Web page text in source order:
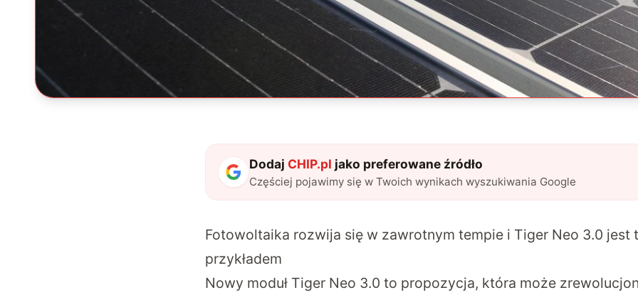
Dodaj CHIP.pl jako preferowane źródło
Częściej pojawimy się w Twoich wynikach wyszukiwania Google
Fotowoltaika rozwija się w zawrotnym tempie i Tiger Neo 3.0 jest
przykładem
Nowy moduł Tiger Neo 3.0 to propozycja, która może